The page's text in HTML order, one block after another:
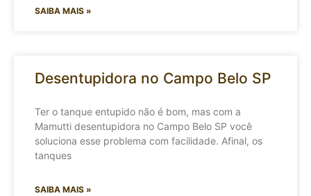
SAIBA MAIS »
Desentupidora no Campo Belo SP
Ter o tanque entupido não é bom, mas com a
Mamutti desentupidora no Campo Belo SP você
soluciona esse problema com facilidade. Afinal, os
tanques
SAIBA MAIS »